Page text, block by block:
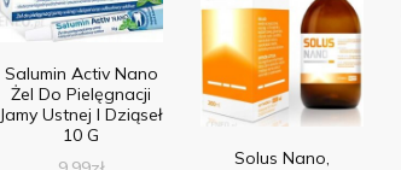
Salumin Activ Nano
Żel Do Pielęgnacji
Jamy Ustnej I Dziąseł
10 G
Solus Nano,